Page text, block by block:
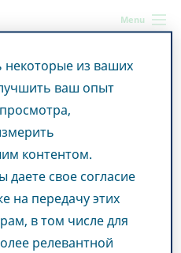
Menu
Смотреть все истории
«Кайшибаевские
приняла
чтения»
из ваших
ваш опыт
контентом.
свое согласие
на передачу этих
в том числе для
релевантной